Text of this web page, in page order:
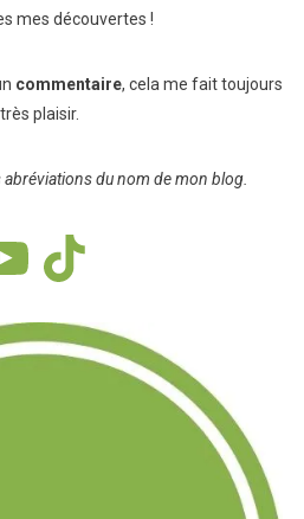
mes découvertes !
commentaire, cela me fait toujours
très plaisir.
du nom de mon blog.
TikTok